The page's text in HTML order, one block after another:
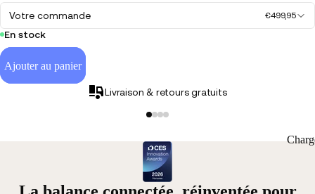
Votre commande €499,95
En stock
Ajouter au panier
Livraison & retours gratuits